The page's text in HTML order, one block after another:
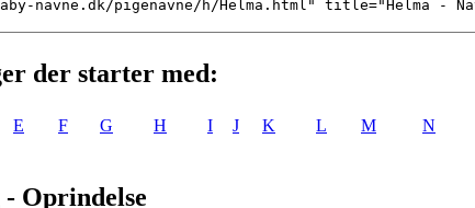
der starter med:
E F G H I J K L M N
Oprindelse